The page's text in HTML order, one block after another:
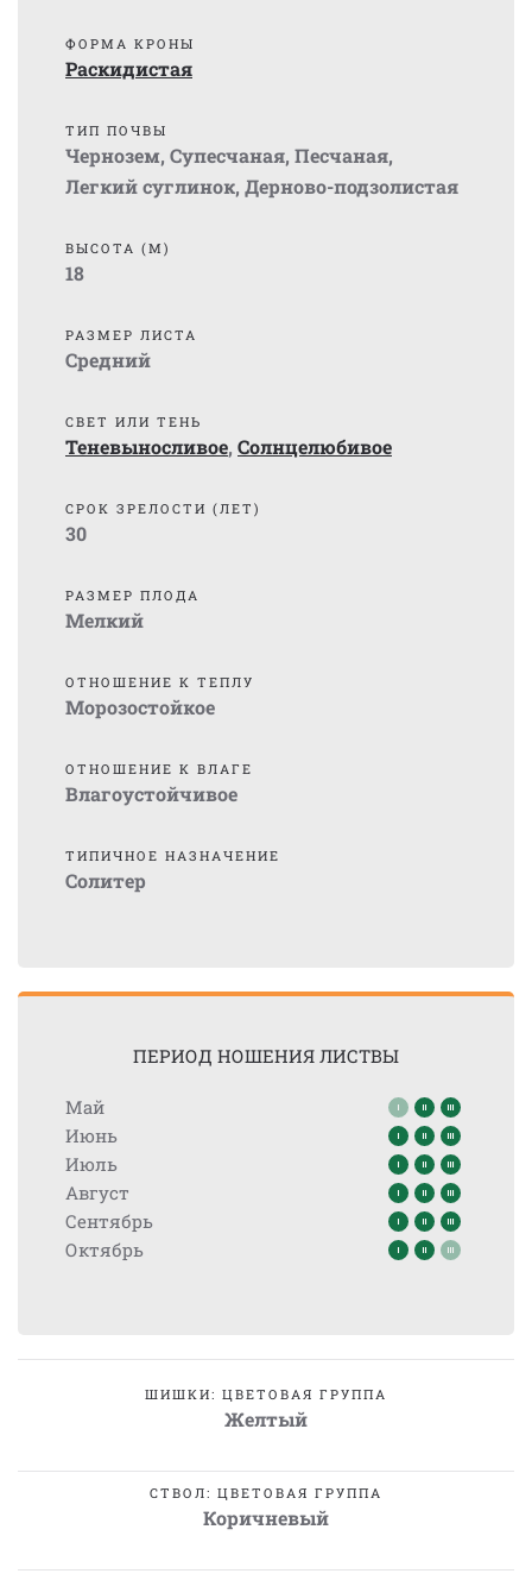
ФОРМА КРОНЫ
Раскидистая
ТИП ПОЧВЫ
Чернозем, Супесчаная, Песчаная,
Легкий суглинок, Дерново-подзолистая
ВЫСОТА (М)
18
РАЗМЕР ЛИСТА
Средний
СВЕТ ИЛИ ТЕНЬ
Теневыносливое, Солнцелюбивое
СРОК ЗРЕЛОСТИ (ЛЕТ)
30
РАЗМЕР ПЛОДА
Мелкий
ОТНОШЕНИЕ К ТЕПЛУ
Морозостойкое
ОТНОШЕНИЕ К ВЛАГЕ
Влагоустойчивое
ТИПИЧНОЕ НАЗНАЧЕНИЕ
Солитер
ПЕРИОД НОШЕНИЯ ЛИСТВЫ
Май
Июнь
Июль
Август
Сентябрь
Октябрь
ШИШКИ: ЦВЕТОВАЯ ГРУППА
Желтый
СТВОЛ: ЦВЕТОВАЯ ГРУППА
Коричневый